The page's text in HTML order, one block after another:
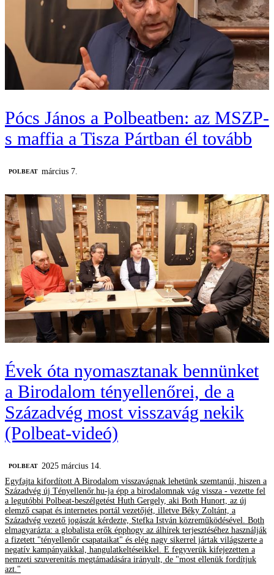
Pócs János a Polbeatben: az MSZP-
s maffia a Tisza Pártban él tovább
‎POLBEAT március 7.
Évek óta nyomasztanak bennünket
a Birodalom tényellenőrei, de a
Századvég most visszavág nekik
(Polbeat-videó)
‎POLBEAT 2025 március 14.
Egyfajta kifordított A Birodalom visszavágnak lehetünk szemtanúi, hiszen a
Századvég új Tényellenőr.hu-ja épp a birodalomnak vág vissza - vezette fel
a legutóbbi Polbeat-beszélgetést Huth Gergely, aki Both Hunort, az új
elemző csapat és internetes portál vezetőjét, illetve Béky Zoltánt, a
Századvég vezető jogászát kérdezte, Stefka István közreműködésével. Both
elmagyarázta: a globalista erők épphogy az álhírek terjesztéséhez használják
a fizetett "tényellenőr csapataikat" és elég nagy sikerrel jártak világszerte a
negatív kampányaikkal, hangulatkeltéseikkel. E fegyverük kifejezetten a
nemzeti szuverenitás megtámadására irányult, de "most ellenük fordítjuk
azt."